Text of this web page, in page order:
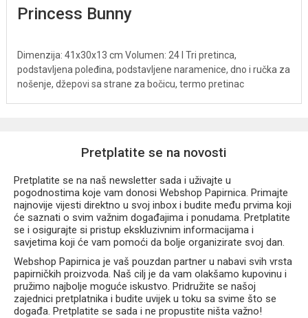
Princess Bunny
Dimenzija: 41x30x13 cm Volumen: 24 l Tri pretinca,
podstavljena poleđina, podstavljene naramenice, dno i ručka za
nošenje, džepovi sa strane za bočicu, termo pretinac
Pretplatite se na novosti
Pretplatite se na naš newsletter sada i uživajte u
pogodnostima koje vam donosi Webshop Papirnica. Primajte
najnovije vijesti direktno u svoj inbox i budite među prvima koji
će saznati o svim važnim događajima i ponudama. Pretplatite
se i osigurajte si pristup ekskluzivnim informacijama i
savjetima koji će vam pomoći da bolje organizirate svoj dan.
Webshop Papirnica je vaš pouzdan partner u nabavi svih vrsta
papirničkih proizvoda. Naš cilj je da vam olakšamo kupovinu i
pružimo najbolje moguće iskustvo. Pridružite se našoj
zajednici pretplatnika i budite uvijek u toku sa svime što se
događa. Pretplatite se sada i ne propustite ništa važno!